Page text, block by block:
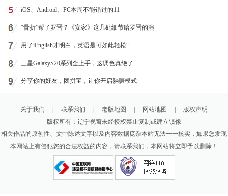
iOS、Android、PC本周不能错过的11
“骨折”帮了罗晋？《安家》这几处细节给罗晋的演
用了iEnglish才明白，英语是可如此轻松“
三星GalaxyS20系列全上手，这调色真绝了
分享你的好友，团拼宝，让你开启躺赚模式
关于我们 联系我们 老版地图 网站地图
版权声明
版权所有：辽宁视窗未经授权禁止复制或建立镜像
相关作品的原创性、文中陈述文字以及内容数据庞杂本站无法一一核实，如果您发现
本网站上有侵犯您的合法权益的内容，请联系我们，本网站将立即予以删除！